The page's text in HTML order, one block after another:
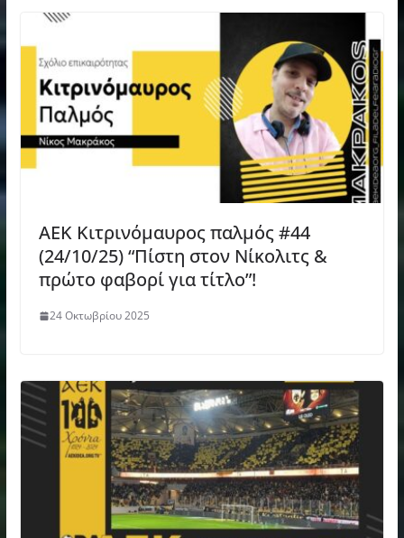
AEK Κιτρινόμαυρος παλμός #44
(24/10/25) “Πίστη στον Νίκολιτς &
πρώτο φαβορί για τίτλο”!
24 Οκτωβρίου 2025